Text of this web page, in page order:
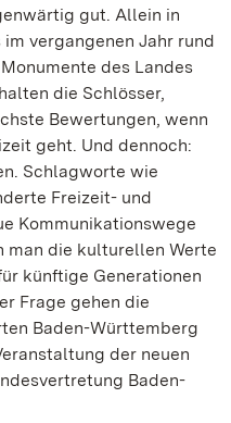
gut. Allein in
vergangenen Jahr rund
des Landes
die Schlösser,
Bewertungen, wenn
geht. Und dennoch:
Schlagworte wie
Freizeit- und
Kommunikationswege
man die kulturellen Werte
künftige Generationen
Frage gehen die
Baden-Württemberg
der neuen
Baden-